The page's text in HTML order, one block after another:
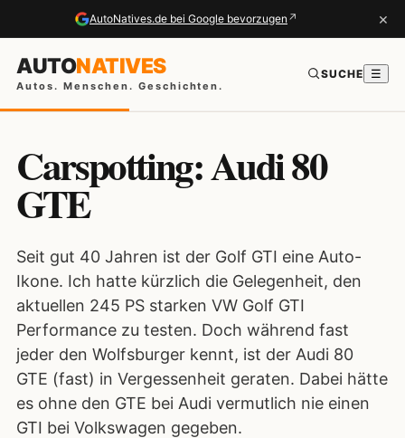
AutoNatives.de bei Google bevorzugen ↗ ×
AUTONATIVES
Autos. Menschen. Geschichten.
SUCHE ☰
Carspotting: Audi 80
GTE
Seit gut 40 Jahren ist der Golf GTI eine Auto-
Ikone. Ich hatte kürzlich die Gelegenheit, den
aktuellen 245 PS starken VW Golf GTI
Performance zu testen. Doch während fast
jeder den Wolfsburger kennt, ist der Audi 80
GTE (fast) in Vergessenheit geraten. Dabei hätte
es ohne den GTE bei Audi vermutlich nie einen
GTI bei Volkswagen gegeben.